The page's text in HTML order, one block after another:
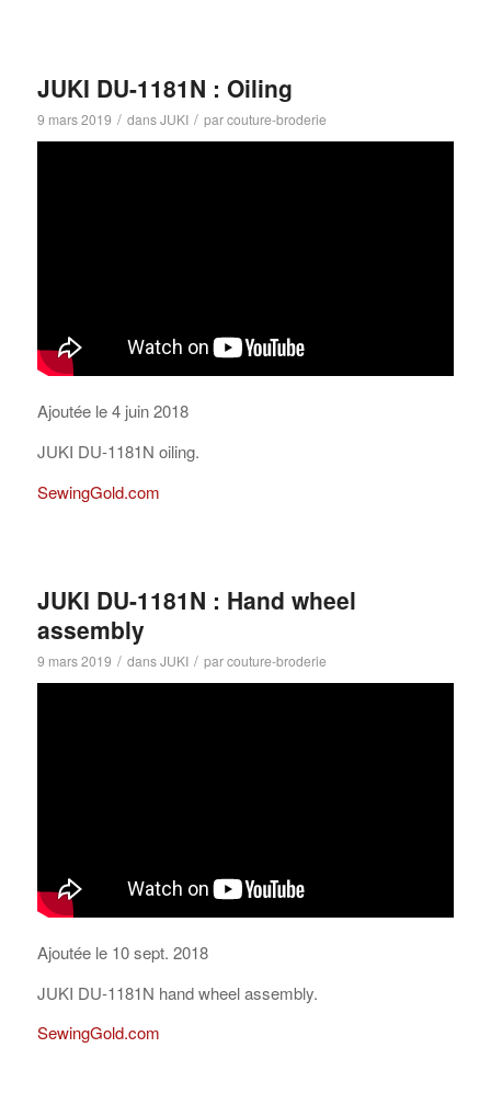
JUKI DU-1181N : Oiling
9 mars 2019 / dansJUKI / parcouture-broderie
Ajoutée le 4 juin 2018
JUKI DU-1181N oiling.
SewingGold.com
JUKI DU-1181N : Hand wheel
assembly
9 mars 2019 / dansJUKI / parcouture-broderie
Ajoutée le 10 sept. 2018
JUKI DU-1181N hand wheel assembly.
SewingGold.com